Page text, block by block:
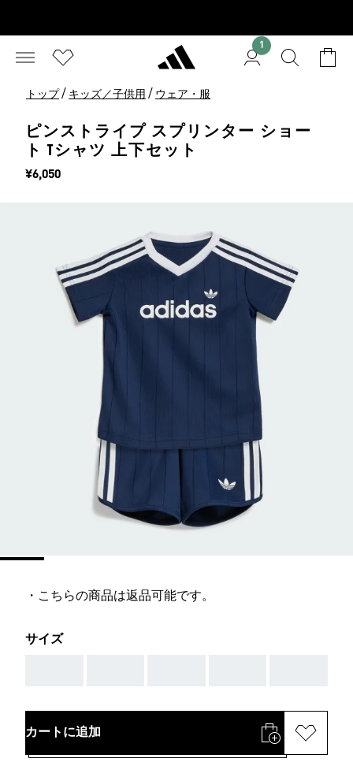
1
トップ / キッズ／子供用 / ウェア・服
ピンストライプ スプリンター ショー
ト Tシャツ 上下セット
価格
¥6,050
・こちらの商品は返品可能です。
サイズ
カートに追加